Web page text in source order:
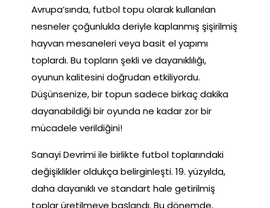
Avrupa’sında, futbol topu olarak kullanılan
nesneler çoğunlukla deriyle kaplanmış şişirilmiş
hayvan mesaneleri veya basit el yapımı
toplardı. Bu topların şekli ve dayanıklılığı,
oyunun kalitesini doğrudan etkiliyordu.
Düşünsenize, bir topun sadece birkaç dakika
dayanabildiği bir oyunda ne kadar zor bir
mücadele verildiğini!
Sanayi Devrimi ile birlikte futbol toplarındaki
değişiklikler oldukça belirginleşti. 19. yüzyılda,
daha dayanıklı ve standart hale getirilmiş